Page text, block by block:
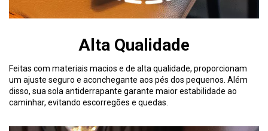
Alta Qualidade
Feitas com materiais macios e de alta qualidade, proporcionam
um ajuste seguro e aconchegante aos pés dos pequenos. Além
disso, sua sola antiderrapante garante maior estabilidade ao
caminhar, evitando escorregões e quedas.